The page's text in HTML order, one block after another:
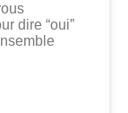
dire “oui”